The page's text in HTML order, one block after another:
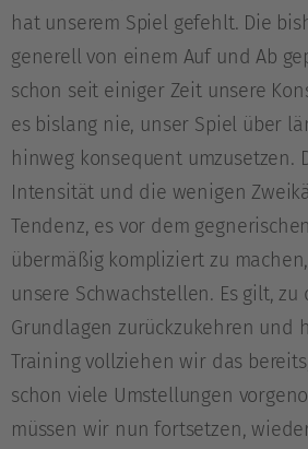
hat unserem Spiel gefehlt. Die
generell von einem Auf und Ab
schon seit einiger Zeit unsere
es bislang nie, unser Spiel über
hinweg konsequent umzusetzen.
Intensität und die wenigen
Tendenz, es vor dem
übermäßig kompliziert zu
unsere Schwachstellen. Es gilt,
Grundlagen zurückzukehren und
Training vollziehen wir das
schon viele Umstellungen
müssen wir nun fortsetzen,